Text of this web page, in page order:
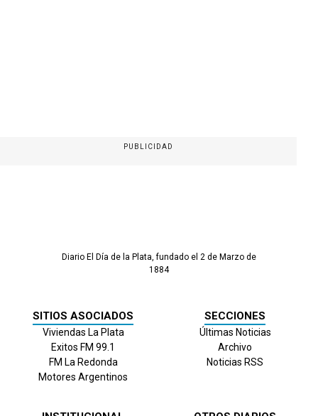
PUBLICIDAD
Diario El Día de la Plata, fundado el 2 de Marzo de
1884
SITIOS ASOCIADOS
Viviendas La Plata
Exitos FM 99.1
FM La Redonda
Motores Argentinos
SECCIONES
Últimas Noticias
Archivo
Noticias RSS